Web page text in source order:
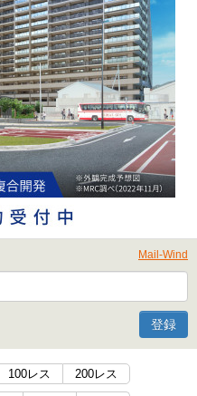
Mail-Wind
登録
100レス 200レス